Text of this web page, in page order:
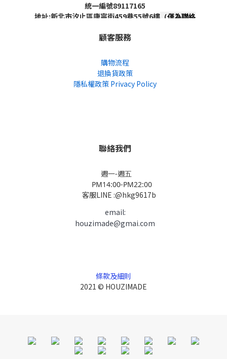
統一編號89117165
地址:新北市汐止區康寧街459巷55號6樓 （僅為聯絡
顧客服務
購物流程
退換貨政策
隱私權政策 Privacy Policy
聯絡我們
週一-週五
PM14:00-PM22:00
客服LINE :@hkg9617b
email:
houzimade@gmai.com
條款及細則
2021 © HOUZIMADE